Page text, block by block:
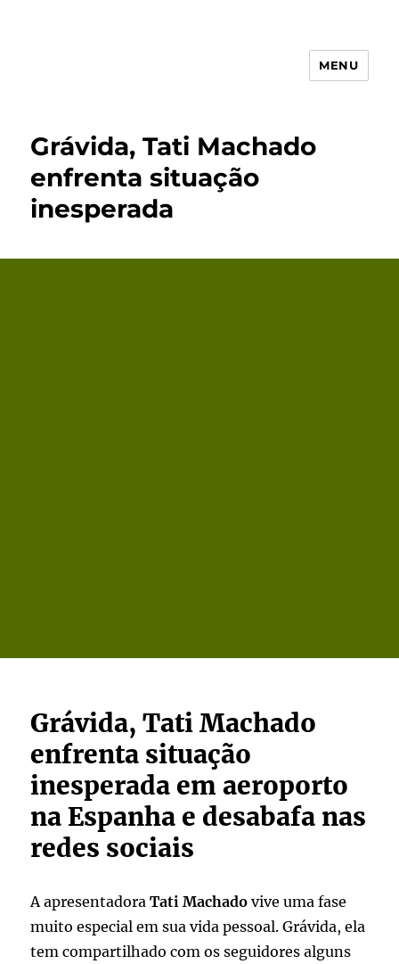
MENU
Grávida, Tati Machado
enfrenta situação
inesperada
Grávida, Tati Machado
enfrenta situação
inesperada em aeroporto
na Espanha e desabafa nas
redes sociais
A apresentadoraTati Machado vive uma fase
muito especial em sua vida pessoal. Grávida, ela
tem compartilhado com os seguidores alguns